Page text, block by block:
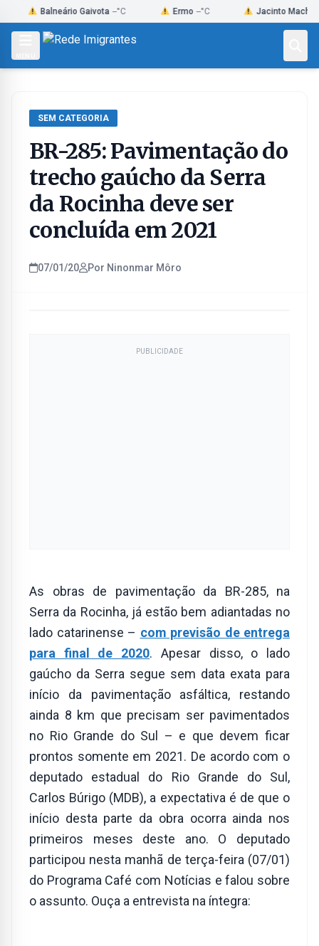
to
Balneário Gaivota --°C Ermo --°C Jacinto Machado --°C
SEM CATEGORIA
BR-285: Pavimentação do
trecho gaúcho da Serra
da Rocinha deve ser
concluída em 2021
07/01/20 Por Ninonmar Môro
PUBLICIDADE
As obras de pavimentação da BR-285, na
Serra da Rocinha, já estão bem adiantadas no
lado catarinense – com previsão de entrega
para final de 2020. Apesar disso, o lado
gaúcho da Serra segue sem data exata para
início da pavimentação asfáltica, restando
ainda 8 km que precisam ser pavimentados
no Rio Grande do Sul – e que devem ficar
prontos somente em 2021. De acordo com o
deputado estadual do Rio Grande do Sul,
Carlos Búrigo (MDB), a expectativa é de que o
início desta parte da obra ocorra ainda nos
primeiros meses deste ano. O deputado
participou nesta manhã de terça-feira (07/01)
do Programa Café com Notícias e falou sobre
o assunto. Ouça a entrevista na íntegra: